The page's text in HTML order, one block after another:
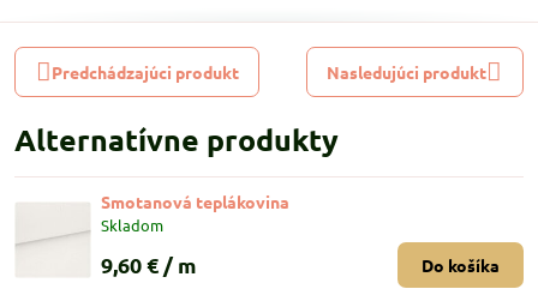
Predchádzajúci produkt Nasledujúci produkt
Alternatívne produkty
Smotanová teplákovina
Skladom
9,60 € / m Do košíka